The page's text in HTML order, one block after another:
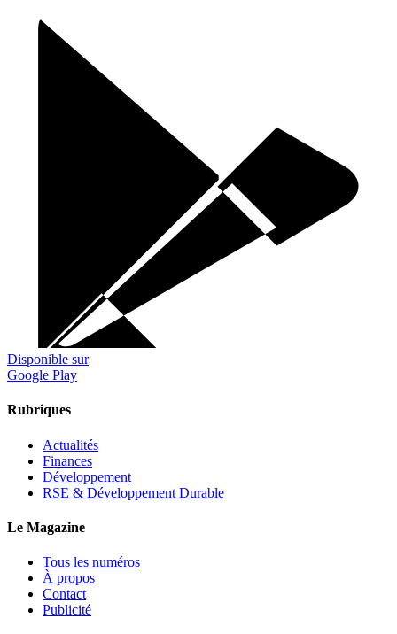
Disponible sur
Google Play
Rubriques
Actualités
Finances
Développement
RSE & Développement Durable
Le Magazine
Tous les numéros
À propos
Contact
Publicité